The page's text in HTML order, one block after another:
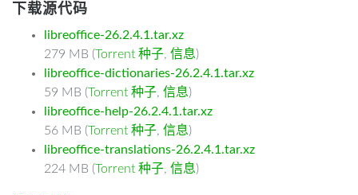
下载源代码
libreoffice-26.2.4.1.tar.xz
279 MB (Torrent 种子, 信息)
libreoffice-dictionaries-26.2.4.1.tar.xz
59 MB (Torrent 种子, 信息)
libreoffice-help-26.2.4.1.tar.xz
56 MB (Torrent 种子, 信息)
libreoffice-translations-26.2.4.1.tar.xz
224 MB (Torrent 种子, 信息)